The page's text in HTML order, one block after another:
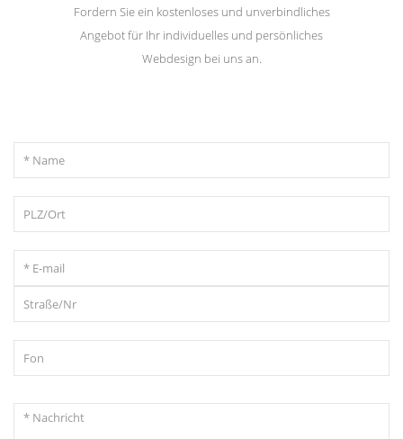
Fordern Sie ein kostenloses und unverbindliches
Angebot für Ihr individuelles und persönliches
Webdesign bei uns an.